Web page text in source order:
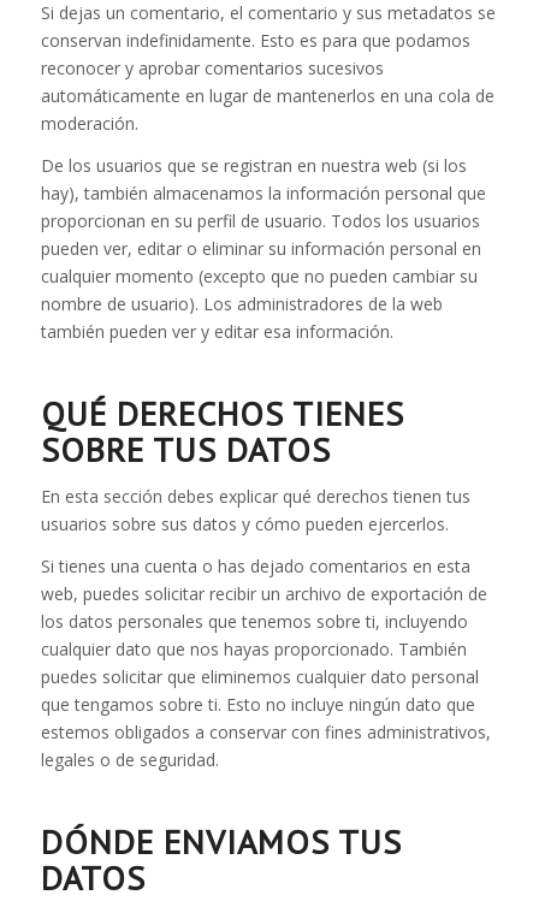
Si dejas un comentario, el comentario y sus metadatos se
conservan indefinidamente. Esto es para que podamos
reconocer y aprobar comentarios sucesivos
automáticamente en lugar de mantenerlos en una cola de
moderación.
De los usuarios que se registran en nuestra web (si los
hay), también almacenamos la información personal que
proporcionan en su perfil de usuario. Todos los usuarios
pueden ver, editar o eliminar su información personal en
cualquier momento (excepto que no pueden cambiar su
nombre de usuario). Los administradores de la web
también pueden ver y editar esa información.
QUÉ DERECHOS TIENES
SOBRE TUS DATOS
En esta sección debes explicar qué derechos tienen tus
usuarios sobre sus datos y cómo pueden ejercerlos.
Si tienes una cuenta o has dejado comentarios en esta
web, puedes solicitar recibir un archivo de exportación de
los datos personales que tenemos sobre ti, incluyendo
cualquier dato que nos hayas proporcionado. También
puedes solicitar que eliminemos cualquier dato personal
que tengamos sobre ti. Esto no incluye ningún dato que
estemos obligados a conservar con fines administrativos,
legales o de seguridad.
DÓNDE ENVIAMOS TUS
DATOS